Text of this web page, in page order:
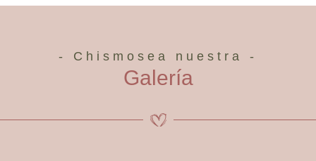
- Chismosea nuestra -
Galería